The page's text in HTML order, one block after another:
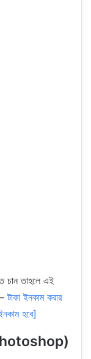
চান তাহলে এই
–টাকা ইনকাম করার
হবে]